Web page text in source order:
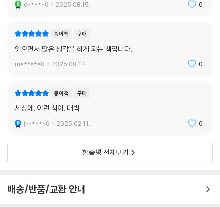
d*****6 2025.08.15. 0
종이책 구매
읽으면서 많은 생각을 하게 되는 책입니다.
m******0 2025.08.12. 0
종이책 구매
세상에..이런 책이..대박
j******6 2025.02.11. 0
한줄평 전체보기
배송/반품/교환 안내